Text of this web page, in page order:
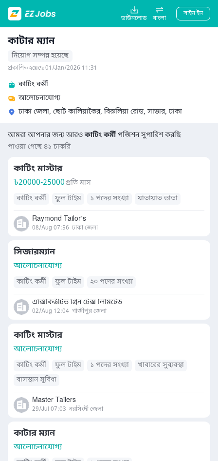
ডাউনলোড বাংলা
সাইন ইন
কাটার ম্যান
নিয়োগ সম্পন্ন হয়েছে
প্রকাশিত হয়েছে 01/Jan/2026 11:31
কাটিং কর্মী
আলোচনাযোগ্য
ঢাকা জেলা, ছোট কালিয়াকৈর, বিরুলিয়া রোড, সাভার, ঢাকা
আমরা আপনার জন্য আরওকাটিং কর্মীপজিশন সুপারিশ করছি
পাওয়া গেছে ৪১ চাকরি
কাটিং মাস্টার
৳20000-25000প্রতি মাস
কাটিং কর্মী
ফুল টাইম ১ পদের সংখ্যা যাতায়াত ভাতা
Raymond Tailor’s
08/Aug 07:56 ঢাকা জেলা
সিজারম্যান
আলোচনাযোগ্য
কাটিং কর্মী ফুল টাইম ২০ পদের সংখ্যা
এক্সিকিউটিভ গ্রিন টেক্স লিমিটেড
02/Aug 12:04 গাজীপুর জেলা
কাটিং মাস্টার
আলোচনাযোগ্য
কাটিং কর্মী ফুল টাইম ১ পদের সংখ্যা
খাবারের সুব্যবস্থা
বাসস্থান সুবিধা
Master Tailers
29/Jul 07:03 নরসিংদী জেলা
কাটার ম্যান
আলোচনাযোগ্য